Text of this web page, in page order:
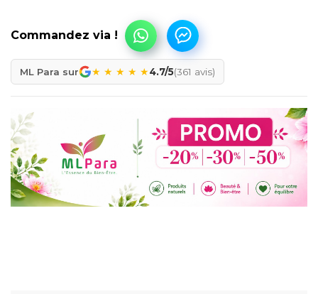
ML Para sur ★ ★ ★ ★ ★4.7/5(361 avis)